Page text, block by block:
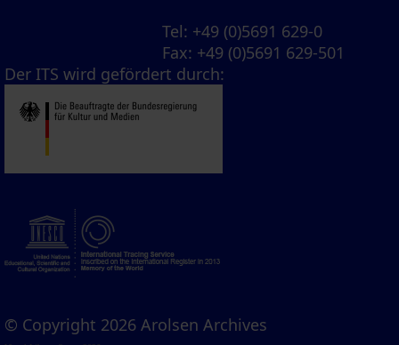
Tel: +49 (0)5691 629-0
Fax: +49 (0)5691 629-501
Der ITS wird gefördert durch:
© Copyright 2026 Arolsen Archives